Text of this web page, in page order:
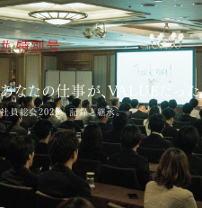
# 特別号
あなたの仕事が、VALUEだった
社員総会2026 記録と継承。